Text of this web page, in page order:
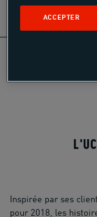
Inspirée par ses
pour 2018, les
ACCEPTER